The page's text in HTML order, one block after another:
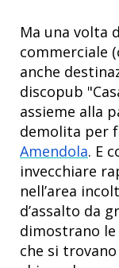
Ma una volta
commerciale
anche
discopub
assieme alla
demolita per
Amendola. E
invecchiare
nell’area
d’assalto da
dimostrano
che si